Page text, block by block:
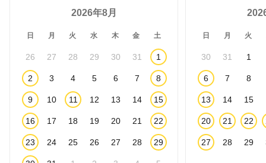
2026年8月
日 月 火 水 木 金 土
26 27 28 29 30 31 1
2 3 4 5 6 7 8
9 10 11 12 13 14 15
16 17 18 19 20 21 22
23 24 25 26 27 28 29
日 月 火
30 31 1
6 7 8
13 14 15
20 21 22
27 28 29